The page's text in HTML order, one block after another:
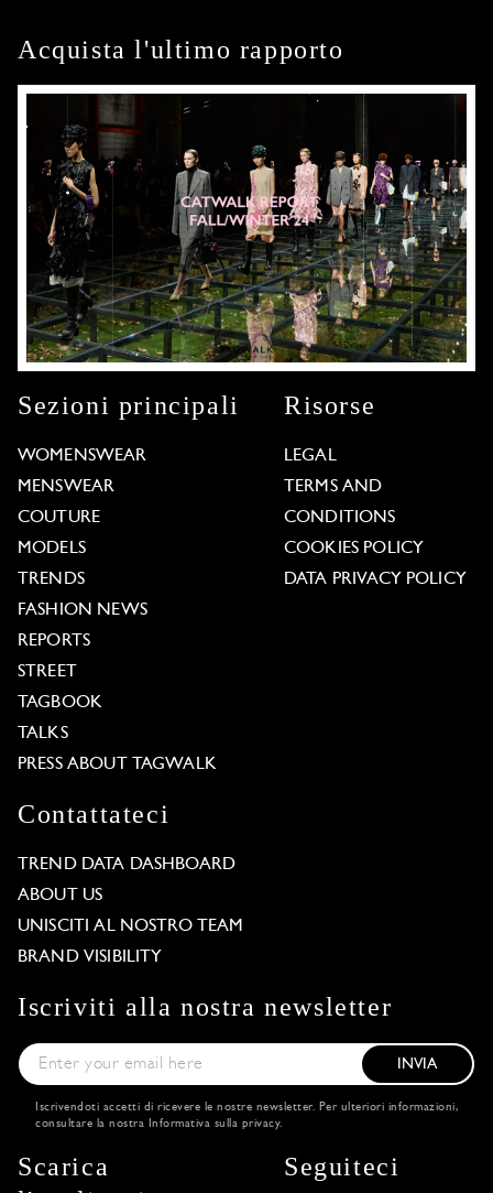
Acquista l'ultimo rapporto
Sezioni principali
WOMENSWEAR
MENSWEAR
COUTURE
MODELS
TRENDS
FASHION NEWS
REPORTS
STREET
TAGBOOK
TALKS
PRESS ABOUT TAGWALK
Risorse
LEGAL
TERMS AND
CONDITIONS
COOKIES POLICY
DATA PRIVACY POLICY
Contattateci
TREND DATA DASHBOARD
ABOUT US
UNISCITI AL NOSTRO TEAM
BRAND VISIBILITY
Iscriviti alla nostra newsletter
INVIA
Iscrivendoti accetti di ricevere le nostre newsletter. Per ulteriori informazioni,
consultare la nostra
Informativa sulla privacy.
Scarica
Seguiteci